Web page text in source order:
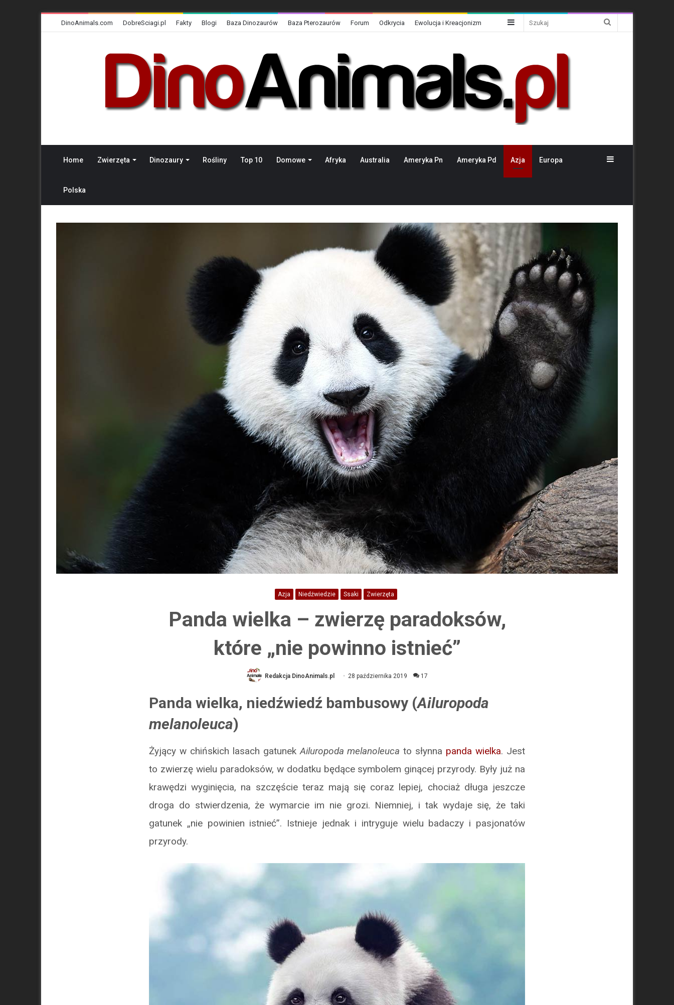
DinoAnimals.com DobreSciagi.pl Fakty Blogi Baza Dinozaurów Baza Pterozaurów Forum Odkrycia Ewolucja i Kreacjonizm Sidebar
Home Zwierzęta Dinozaury Rośliny Top 10 Domowe Afryka Australia Ameryka Pn Ameryka Pd Azja Europa
Polska
Sidebar
Azja Niedźwiedzie Ssaki Zwierzęta
Panda wielka – zwierzę paradoksów,
które „nie powinno istnieć”
Redakcja DinoAnimals.pl 28 października 2019 17
Panda wielka, niedźwiedź bambusowy (Ailuropoda
melanoleuca)
Żyjący w chińskich lasach gatunekAiluropoda melanoleuca to słynna panda wielka. Jest
to zwierzę wielu paradoksów, w dodatku będące symbolem ginącej przyrody. Były już na
krawędzi wyginięcia, na szczęście teraz mają się coraz lepiej, chociaż długa jeszcze
droga do stwierdzenia, że wymarcie im nie grozi. Niemniej, i tak wydaje się, że taki
gatunek „nie powinien istnieć”. Istnieje jednak i intryguje wielu badaczy i pasjonatów
przyrody.